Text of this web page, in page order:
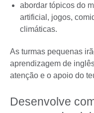
abordar tópicos do
artificial, jogos,
climáticas.
As turmas pequenas
aprendizagem de
atenção e o apoio do
Desenvolve